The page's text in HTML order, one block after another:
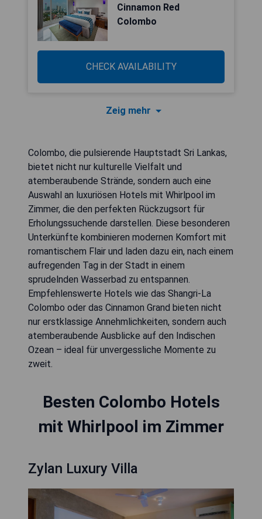
Cinnamon Red
Colombo
CHECK AVAILABILITY
Zeig mehr
Colombo, die pulsierende Hauptstadt Sri Lankas,
bietet nicht nur kulturelle Vielfalt und
atemberaubende Strände, sondern auch eine
Auswahl an luxuriösen Hotels mit Whirlpool im
Zimmer, die den perfekten Rückzugsort für
Erholungssuchende darstellen. Diese besonderen
Unterkünfte kombinieren modernen Komfort mit
romantischem Flair und laden dazu ein, nach einem
aufregenden Tag in der Stadt in einem
sprudelnden Wasserbad zu entspannen.
Empfehlenswerte Hotels wie das Shangri-La
Colombo oder das Cinnamon Grand bieten nicht
nur erstklassige Annehmlichkeiten, sondern auch
atemberaubende Ausblicke auf den Indischen
Ozean – ideal für unvergessliche Momente zu
zweit.
Besten Colombo Hotels
mit Whirlpool im Zimmer
Zylan Luxury Villa